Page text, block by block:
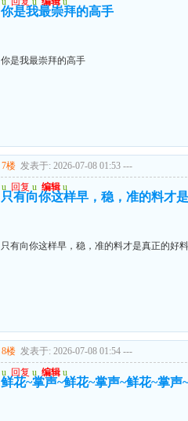
你是我最崇拜的高手
你是我最崇拜的高手
7楼 发表于: 2026-07-08 01:53 ---
u 回复 u 编辑 u
只有向你这样早，稳，准的料才
只有向你这样早，稳，准的料才是真正的好料
8楼 发表于: 2026-07-08 01:54 ---
u 回复 u 编辑 u
鲜花~掌声~鲜花~掌声~鲜花~掌声